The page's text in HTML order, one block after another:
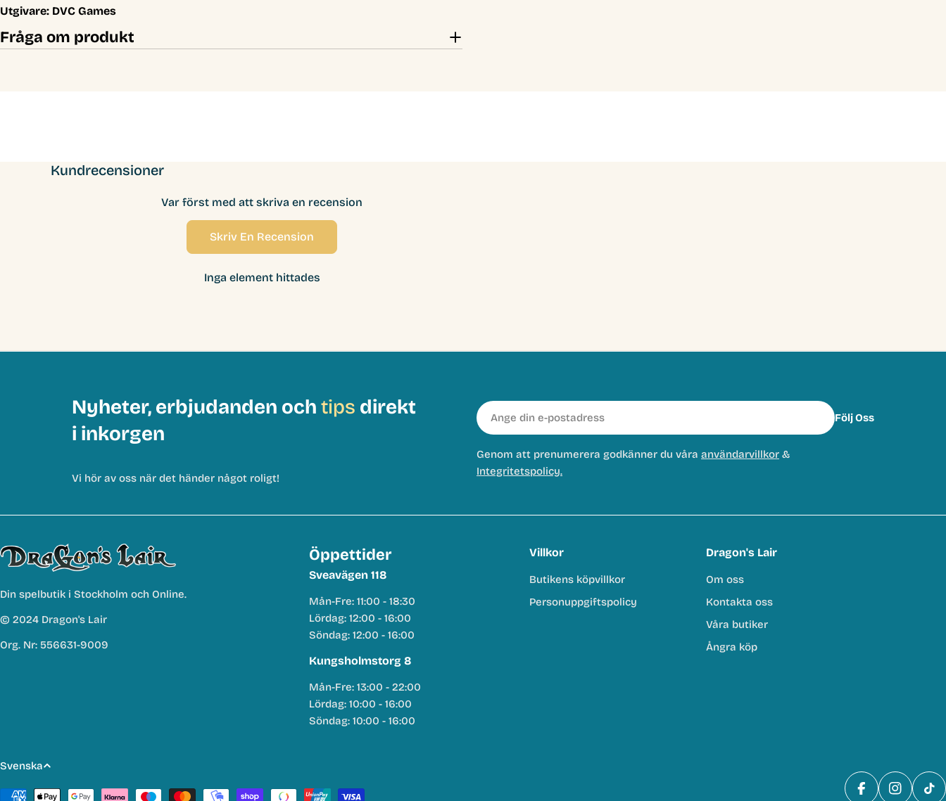
Utgivare: DVC Games
Fråga om produkt
Kundrecensioner
Var först med att skriva en recension
Skriv En Recension
Inga element hittades
Nyheter, erbjudanden och tips direkt
i inkorgen
Vi hör av oss när det händer något roligt!
E-
post
Följ Oss
Genom att prenumerera godkänner du våra användarvillkor &
Integritetspolicy.
Din spelbutik i Stockholm och Online.
© 2024 Dragon's Lair
Org. Nr: 556631-9009
Öppettider
Sveavägen 118
Mån-Fre: 11:00 - 18:30
Lördag: 12:00 - 16:00
Söndag: 12:00 - 16:00
Kungsholmstorg 8
Mån-Fre: 13:00 - 22:00
Lördag: 10:00 - 16:00
Söndag: 10:00 - 16:00
Villkor
Butikens köpvillkor
Personuppgiftspolicy
Dragon's Lair
Om oss
Kontakta oss
Våra butiker
Ångra köp
S
Svenska
Betalmetoder Facebook